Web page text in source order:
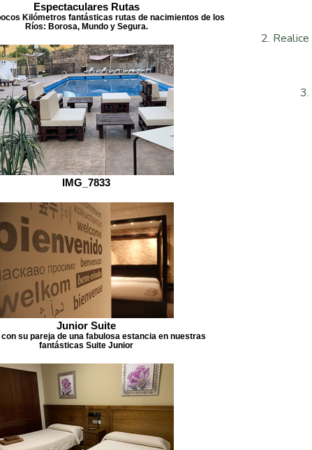
Espectaculares Rutas
Kilómetros fantásticas rutas de nacimientos de los
Ríos: Borosa, Mundo y Segura.
IMG_7833
Junior Suite
su pareja de una fabulosa estancia en nuestras
fantásticas Suite Junior
2.